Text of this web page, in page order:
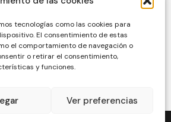
tecnologías como las cookies para
El consentimiento de estas
el comportamiento de navegación o
o retirar el consentimiento,
y funciones.
Ver preferencias